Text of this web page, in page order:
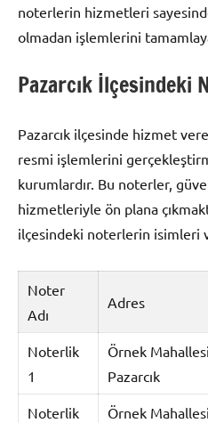
noterlerin hizmetleri
olmadan işlemlerini
Pazarcık İlçesindeki
Pazarcık ilçesinde hizmet
resmi işlemlerini
kurumlardır. Bu noterler,
hizmetleriyle ön plana
ilçesindeki noterlerin isimleri
Noter
Adı
Adres
Noterlik
1
Örnek
Pazarcık
Noterlik
Örnek